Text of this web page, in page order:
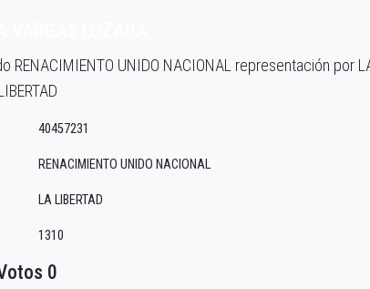
UNIDO NACIONAL representación por
40457231
RENACIMIENTO UNIDO NACIONAL
LA LIBERTAD
1310
0